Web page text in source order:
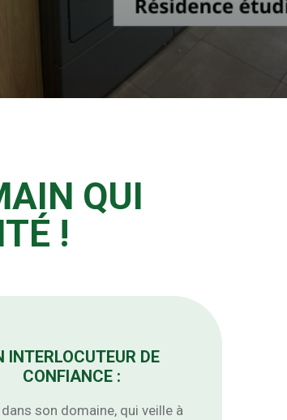
QUI
!
INTERLOCUTEUR DE
CONFIANCE :
son domaine, qui veille à